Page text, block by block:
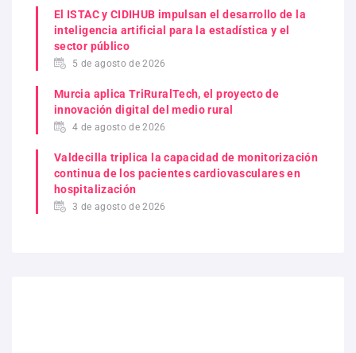
El ISTAC y CIDIHUB impulsan el desarrollo de la
inteligencia artificial para la estadística y el
sector público
5 de agosto de 2026
Murcia aplica TriRuralTech, el proyecto de
innovación digital del medio rural
4 de agosto de 2026
Valdecilla triplica la capacidad de monitorización
continua de los pacientes cardiovasculares en
hospitalización
3 de agosto de 2026